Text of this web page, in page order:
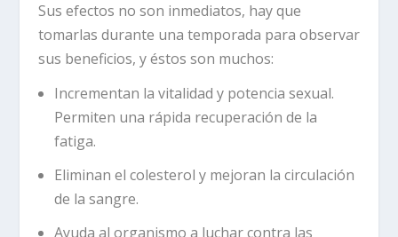
Sus efectos no son inmediatos, hay que
tomarlas durante una temporada para observar
sus beneficios, y éstos son muchos:
Incrementan la vitalidad y potencia sexual.
Permiten una rápida recuperación de la
fatiga.
Eliminan el colesterol y mejoran la circulación
de la sangre.
Ayuda al organismo a luchar contra las